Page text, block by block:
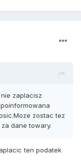
zaplacisz
zostac tez
dane towary.
ten podatek